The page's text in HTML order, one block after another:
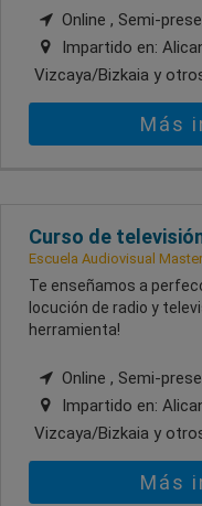
Online , Semi-
Impartido en:
Vizcaya/Bizkaia y
Más
Curso de
Escuela Audiovisual
Te enseñamos a
locución de radio y
herramienta!
Online , Semi-
Impartido en:
Vizcaya/Bizkaia y
Más